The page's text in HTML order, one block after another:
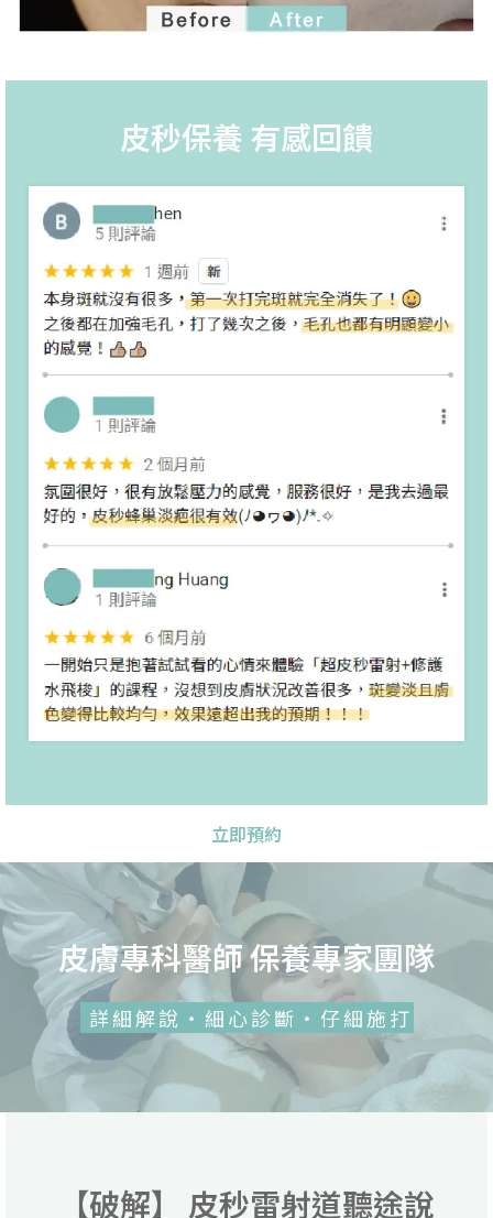
皮秒保養 有感回饋
立即預約
皮膚專科醫師 保養專家團隊
詳細解說・細心診斷・仔細施打
【破解】 皮秒雷射道聽途說